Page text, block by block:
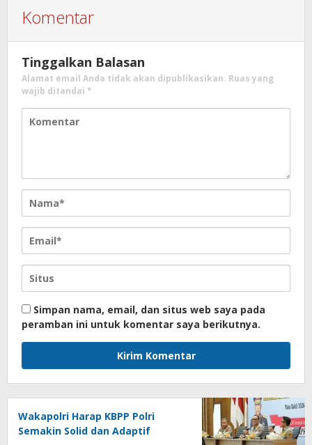
Komentar
Tinggalkan Balasan
Alamat email Anda tidak akan dipublikasikan. Ruas yang
wajib ditandai *
Simpan nama, email, dan situs web saya pada
peramban ini untuk komentar saya berikutnya.
Wakapolri Harap KBPP Polri
Semakin Solid dan Adaptif